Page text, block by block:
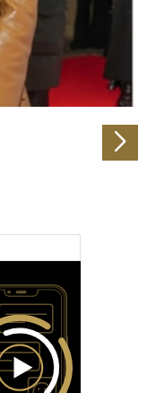
Partner für
weiter. Unsere
mit
bereitgestellt
der Dienste